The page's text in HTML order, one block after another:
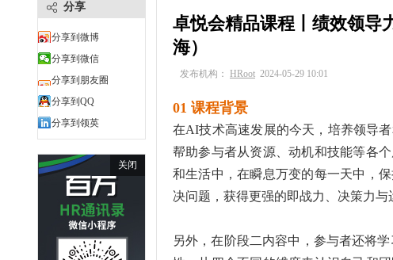
分享
分享到微博
分享到微信
分享到朋友圈
分享到QQ
分享到领英
关闭
卓悦会精品课程丨绩效领
海）
发布机构： HRoot 2024-05-29 10:01
01 课程背景
在AI技术高速发展的今天，培养领导
帮助参与者从资源、动机和技能等各
和生活中，在瞬息万变的每一天中，
决问题，获得更强的即战力、决策力与
另外，在阶段二内容中，参与者还将